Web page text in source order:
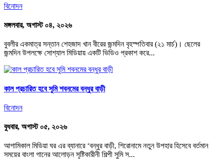
বিনোদন
মঙ্গলবার, অগাস্ট ০৪, ২০২৬
বুবলীর একমাত্র সন্তান শেহজাদ খান বীরের জন্মদিন বৃহস্পতিবার (২১ মার্চ)। ছেলের
জন্মদিন উপলক্ষে সোশ্যাল মিডিয়ায় একটি ভিডিও প্রকাশ করে...
কাল প্রচারিত হবে সুমি শবনমের বন্ধুর বাড়ী
বিনোদন
বুধবার, অগাস্ট ০৫, ২০২৬
আগামিকাল মিডিয়া ঘর এর ব্যানারে ‘বন্ধুর বাড়ী, শিরোনামে নতুন উপহার হিসেবে বর্তমান
সময়ের বাংলা গানের আলোড়ন সৃষ্টিকারীনী শিল্পী সুমি স...